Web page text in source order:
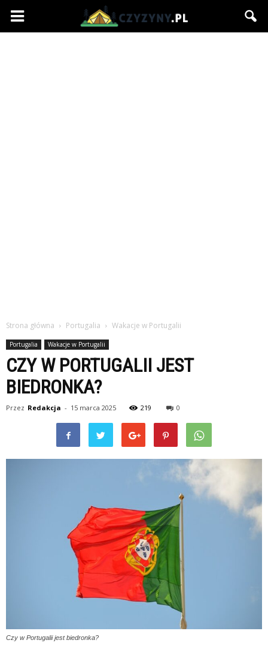
Czyzyny.pl
Strona główna Portugalia Wakacje w Portugalii
Portugalia Wakacje w Portugalii
CZY W PORTUGALII JEST
BIEDRONKA?
Przez Redakcja - 15 marca 2025 219 0
Czy w Portugalii jest biedronka?